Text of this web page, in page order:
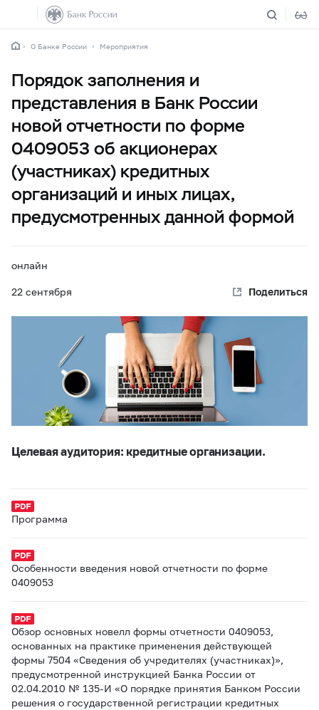
О Банке России Мероприятия
Порядок заполнения и
представления в Банк России
новой отчетности по форме
0409053 об акционерах
(участниках) кредитных
организаций и иных лицах,
предусмотренных данной формой
22 сентября
онлайн
Поделиться
Целевая аудитория: кредитные организации.
Программа
Особенности введения новой отчетности по форме
0409053
Обзор основных новелл формы отчетности 0409053,
основанных на практике применения действующей
формы 7504 «Сведения об учредителях (участниках)»,
предусмотренной инструкцией Банка России от
02.04.2010 № 135-И «О порядке принятия Банком России
решения о государственной регистрации кредитных